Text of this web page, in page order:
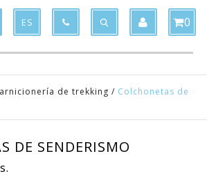
ES 0
de trekking / Colchonetas de
DE SENDERISMO
added to the cart x
from the cart x